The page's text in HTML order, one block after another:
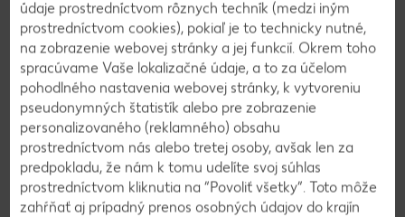
puding chladne, z chladničky vyberieme maslo a
taktiež ho necháme zohriať na izbovú teplotu.
4
Zmäknuté maslo nakrájame na kocky a po
tretinách ho zamixujeme do pudingu, až kým nám
nevznikne hladký krém. Krém dochutíme rumom.
údaje prostredníctvom rôznych techník (medzi iným
prostredníctvom cookies), pokiaľ je to technicky nutné,
na zobrazenie webovej stránky a jej funkcií. Okrem toho
spracúvame Vaše lokalizačné údaje, a to za účelom
pohodlného nastavenia webovej stránky, k vytvoreniu
pseudonymných štatistík alebo pre zobrazenie
personalizovaného (reklamného) obsahu
prostredníctvom nás alebo tretej osoby, avšak len za
predpokladu, že nám k tomu udelíte svoj súhlas
prostredníctvom kliknutia na “Povoliť všetky”. Toto môže
zahŕňať aj prípadný prenos osobných údajov do krajín